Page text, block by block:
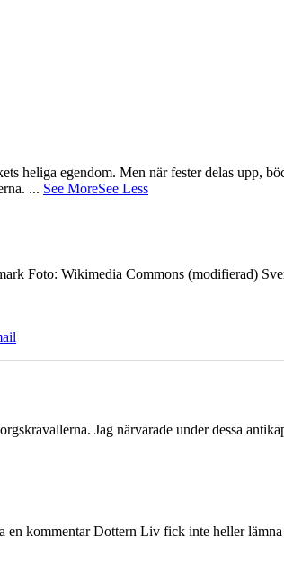
heliga egendom. Men när fester delas upp,
... See MoreSee Less
Foto: Wikimedia Commons (modifierad)
Jag närvarade under dessa
kommentar Dottern Liv fick inte heller